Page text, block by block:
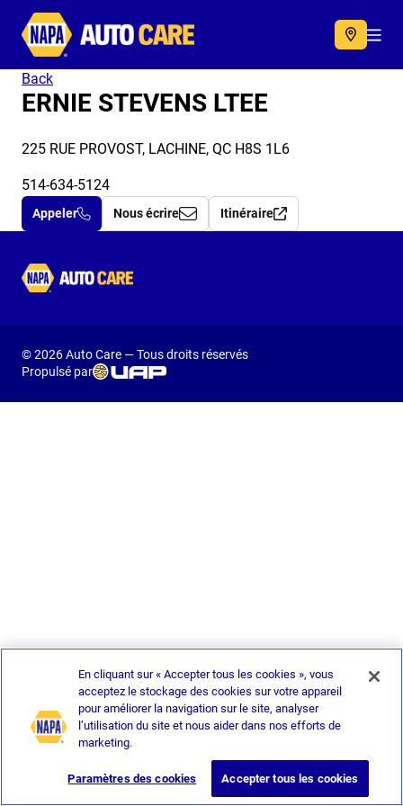
Autocare
Back
ERNIE STEVENS LTEE
225 RUE PROVOST, LACHINE, QC H8S 1L6
514-634-5124
Appeler Nous écrire Itinéraire
Autocare
© 2026 Auto Care — Tous droits réservés
Propulsé par
En cliquant sur « Accepter tous les cookies », vous
acceptez le stockage des cookies sur votre appareil
pour améliorer la navigation sur le site, analyser
l’utilisation du site et nous aider dans nos efforts de
marketing.
Paramètres des cookies Accepter tous les cookies